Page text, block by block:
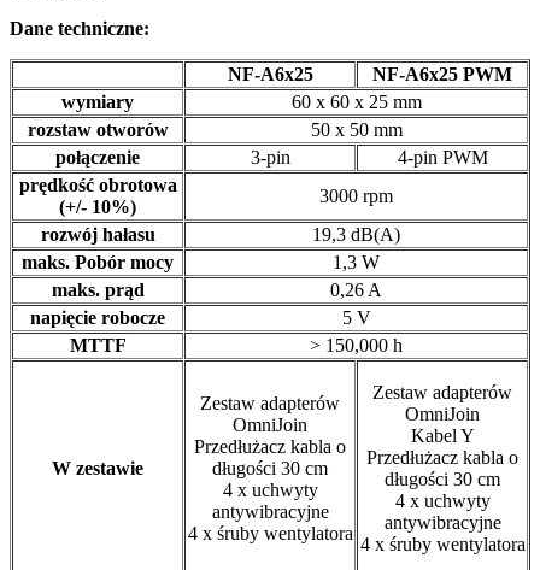
Dane techniczne:
NF-A6x25
NF-A6x25 PWM
wymiary
60 x 60 x 25 mm
rozstaw otworów
50 x 50 mm
połączenie
3-pin
4-pin PWM
prędkość obrotowa
(+/- 10%)
3000 rpm
rozwój hałasu
19,3 dB(A)
maks. Pobór mocy
1,3 W
maks. prąd
0,26 A
napięcie robocze
5 V
MTTF
> 150,000 h
W zestawie
Zestaw adapterów
OmniJoin
Przedłużacz kabla o
długości 30 cm
4 x uchwyty
antywibracyjne
4 x śruby wentylatora
Zestaw adapterów
OmniJoin
Kabel Y
Przedłużacz kabla o
długości 30 cm
4 x uchwyty
antywibracyjne
4 x śruby wentylatora